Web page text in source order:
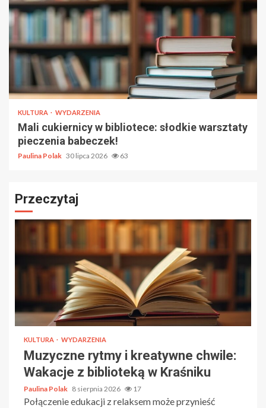
KULTURA WYDARZENIA
Mali cukiernicy w bibliotece: słodkie warsztaty
pieczenia babeczek!
Paulina Polak 30 lipca 2026 63
Przeczytaj
KULTURA WYDARZENIA
Muzyczne rytmy i kreatywne chwile:
Wakacje z biblioteką w Kraśniku
Paulina Polak 8 sierpnia 2026 17
Połączenie edukacji z relaksem może przynieść